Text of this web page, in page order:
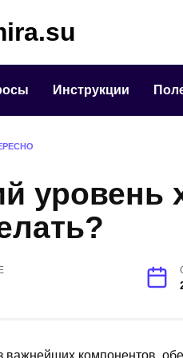
Инструкции
уровень